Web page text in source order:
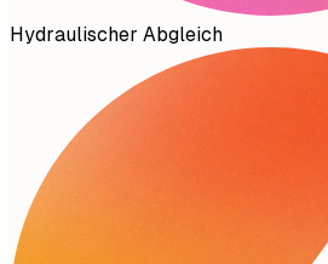
Hydraulischer Abgleich